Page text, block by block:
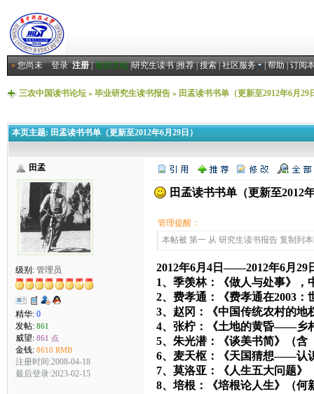
»您尚未登录 注册|返回主站|研究生读书|推荐|搜索|社区服务 |帮助|订阅
三农中国读书论坛» 毕业研究生读书报告» 田孟读书书单（更新至2012年6月29
本页主题: 田孟读书书单（更新至2012年6月29日）
田孟
级别: 管理员
精华: 0
发帖: 861
威望: 861 点
金钱: 8610 RMB
注册时间:2008-04-18
最后登录:2023-02-15
田孟读书书单（更新至2012
管理提醒：
本帖被 第一 从 研究生读书报告 复制到
2012年6月4日——2012年6月29
1、季羡林：《做人与处事》，
2、费孝通：《费孝通在2003
3、赵冈：《中国传统农村的地
4、张柠：《土地的黄昏——乡
5、朱光潜：《谈美书简》（含
6、麦天枢：《天国猜想——认
7、莫洛亚：《人生五大问题》
8、培根：《培根论人生》（何